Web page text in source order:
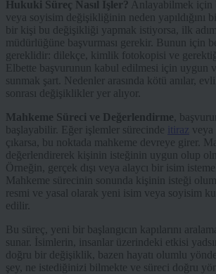
Hukuki Süreç Nasıl İşler? Anlayabilmek için
veya soyisim değişikliğinin neden yapıldığını
bir kişi bu değişikliği yapmak istiyorsa, ilk
müdürlüğüne başvurması gerekir. Bunun için
gereklidir: dilekçe, kimlik fotokopisi ve
Elbette başvurunun kabul edilmesi için uygun
sunmak şart. Nedenler arasında kötü anılar,
sonrası değişiklikler yer alıyor.
Mahkeme Süreci ve Değerlendirme ,
başlayabilir. Eğer işlemler sürecinde itiraz veya
çıkarsa, bu noktada mahkeme devreye girer.
değerlendirerek kişinin isteğinin uygun olup
Örneğin, gerçek dışı veya alaycı bir isim
Mahkeme sürecinin sonunda kişinin isteği
resmi ve yasal olarak yeni isim veya soyisim
edilir.
Bu süreç, yeni bir başlangıcın kapılarını
sunar. İsimlerin, insanlar üzerindeki etkisi
doğru bir değişiklik, bazen hayatı olumlu
şey, ne istediğinizi bilmekte ve süreci doğru